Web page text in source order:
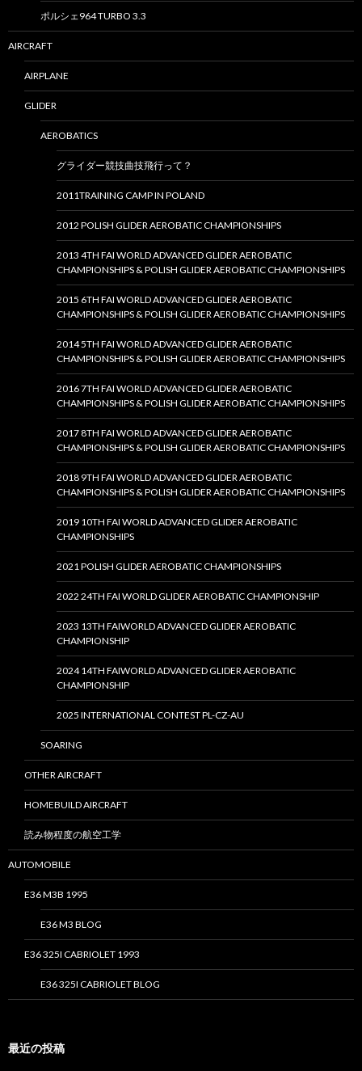
ポルシェ964 TURBO 3.3
AIRCRAFT
AIRPLANE
GLIDER
AEROBATICS
グライダー競技曲技飛行って？
2011TRAINING CAMP IN POLAND
2012 POLISH GLIDER AEROBATIC CHAMPIONSHIPS
2013 4TH FAI WORLD ADVANCED GLIDER AEROBATIC
CHAMPIONSHIPS & POLISH GLIDER AEROBATIC CHAMPIONSHIPS
2015 6TH FAI WORLD ADVANCED GLIDER AEROBATIC
CHAMPIONSHIPS & POLISH GLIDER AEROBATIC CHAMPIONSHIPS
2014 5TH FAI WORLD ADVANCED GLIDER AEROBATIC
CHAMPIONSHIPS & POLISH GLIDER AEROBATIC CHAMPIONSHIPS
2016 7TH FAI WORLD ADVANCED GLIDER AEROBATIC
CHAMPIONSHIPS & POLISH GLIDER AEROBATIC CHAMPIONSHIPS
2017 8TH FAI WORLD ADVANCED GLIDER AEROBATIC
CHAMPIONSHIPS & POLISH GLIDER AEROBATIC CHAMPIONSHIPS
2018 9TH FAI WORLD ADVANCED GLIDER AEROBATIC
CHAMPIONSHIPS & POLISH GLIDER AEROBATIC CHAMPIONSHIPS
2019 10TH FAI WORLD ADVANCED GLIDER AEROBATIC
CHAMPIONSHIPS
2021 POLISH GLIDER AEROBATIC CHAMPIONSHIPS
2022 24TH FAI WORLD GLIDER AEROBATIC CHAMPIONSHIP
2023 13TH FAIWORLD ADVANCED GLIDER AEROBATIC
CHAMPIONSHIP
2024 14TH FAIWORLD ADVANCED GLIDER AEROBATIC
CHAMPIONSHIP
2025 INTERNATIONAL CONTEST PL-CZ-AU
SOARING
OTHER AIRCRAFT
HOMEBUILD AIRCRAFT
読み物程度の航空工学
AUTOMOBILE
E36 M3B 1995
E36 M3 BLOG
E36 325I CABRIOLET 1993
E36 325I CABRIOLET BLOG
最近の投稿